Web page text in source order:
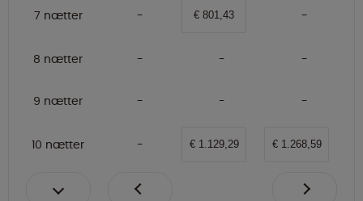
7 nætter € 801,43
8 nætter
9 nætter
10 nætter € 1.129,29 € 1.268,59